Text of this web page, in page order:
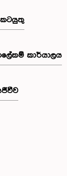
කටයුතු
කාර්යාලය